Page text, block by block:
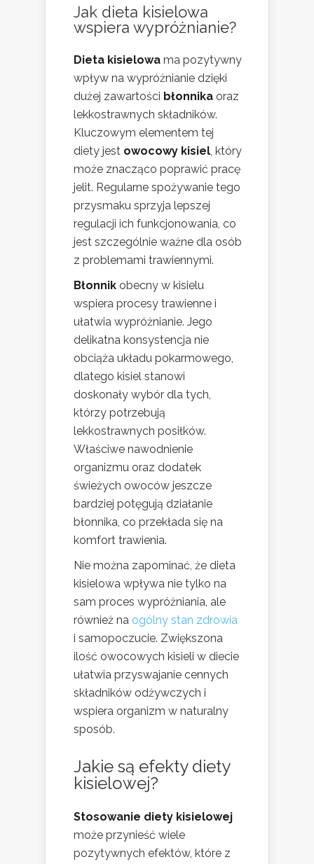
Jak dieta kisielowa
wspiera wypróżnianie?
Dieta kisielowa ma pozytywny
wpływ na wypróżnianie dzięki
dużej zawartości błonnika oraz
lekkostrawnych składników.
Kluczowym elementem tej
diety jest owocowy kisiel, który
może znacząco poprawić pracę
jelit. Regularne spożywanie tego
przysmaku sprzyja lepszej
regulacji ich funkcjonowania, co
jest szczególnie ważne dla osób
z problemami trawiennymi.
Błonnik obecny w kisielu
wspiera procesy trawienne i
ułatwia wypróżnianie. Jego
delikatna konsystencja nie
obciąża układu pokarmowego,
dlatego kisiel stanowi
doskonały wybór dla tych,
którzy potrzebują
lekkostrawnych posiłków.
Właściwe nawodnienie
organizmu oraz dodatek
świeżych owoców jeszcze
bardziej potęgują działanie
błonnika, co przekłada się na
komfort trawienia.
Nie można zapominać, że dieta
kisielowa wpływa nie tylko na
sam proces wypróżniania, ale
również na ogólny stan zdrowia
i samopoczucie. Zwiększona
ilość owocowych kisieli w diecie
ułatwia przyswajanie cennych
składników odżywczych i
wspiera organizm w naturalny
sposób.
Jakie są efekty diety
kisielowej?
Stosowanie diety kisielowej
może przynieść wiele
pozytywnych efektów, które z